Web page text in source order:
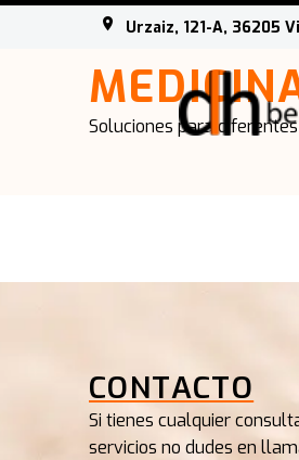
Urzaiz, 121-A, 36205
Soluciones para
CONTACTO
Si tienes cualquier
servicios no dudes en